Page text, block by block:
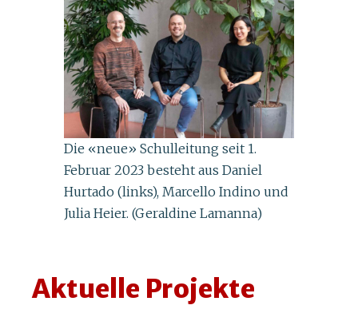
Die «neue» Schulleitung seit 1.
Februar 2023 besteht aus Daniel
Hurtado (links), Marcello Indino und
Julia Heier. (Geraldine Lamanna)
Aktuelle Projekte